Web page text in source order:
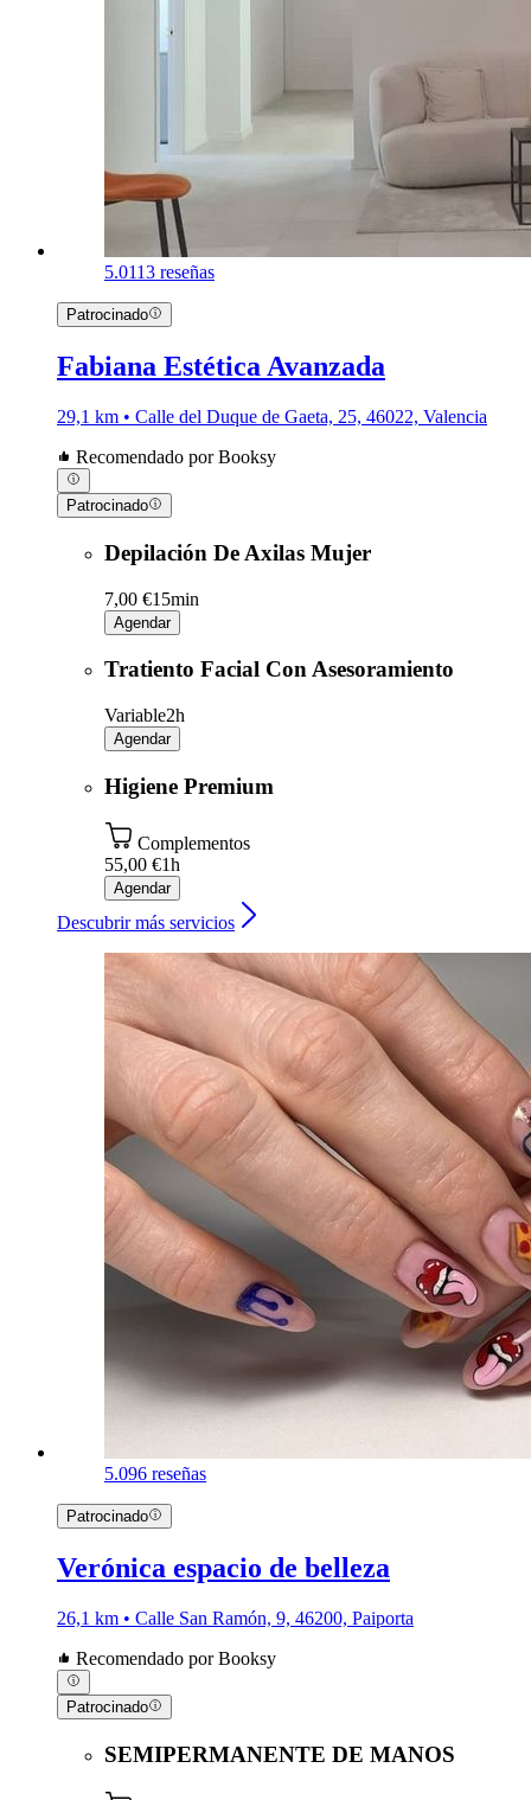
5.0113 reseñas
Patrocinado
Fabiana Estética Avanzada
29,1 km • Calle del Duque de Gaeta, 25, 46022, Valencia
Recomendado por Booksy
Patrocinado
Depilación De Axilas Mujer
7,00 €15min
Agendar
Tratiento Facial Con Asesoramiento
Variable2h
Agendar
Higiene Premium
Complementos
55,00 €1h
Agendar
Descubrir más servicios
5.096 reseñas
Patrocinado
Verónica espacio de belleza
26,1 km • Calle San Ramón, 9, 46200, Paiporta
Recomendado por Booksy
Patrocinado
SEMIPERMANENTE DE MANOS